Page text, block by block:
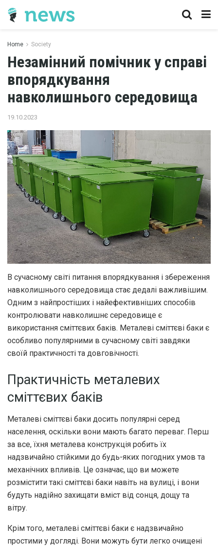
Home Society
Незамінний помічник у справі
впорядкування
навколишнього середовища
19.10.2023
В сучасному світі питання впорядкування і збереження
навколишнього середовища стає дедалі важливішим.
Одним з найпростіших і найефективніших способів
контролювати навколишнє середовище є
використання сміттєвих баків. Металеві сміттєві баки є
особливо популярними в сучасному світі завдяки
своїй практичності та довговічності.
Практичність металевих
сміттєвих баків
Металеві сміттєві баки досить популярні серед
населення, оскільки вони мають багато переваг. Перш
за все, їхня металева конструкція робить їх
надзвичайно стійкими до будь-яких погодних умов та
механічних впливів. Це означає, що ви можете
розмістити такі сміттєві баки навіть на вулиці, і вони
будуть надійно захищати вміст від сонця, дощу та
вітру.
Крім того, металеві сміттєві баки є надзвичайно
простими у догляді. Вони можуть бути легко очищені